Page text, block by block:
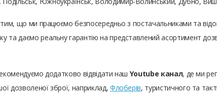
​​тим, що ми працюємо безпосередньо з постачальниками та
та даємо реальну гарантію на представлений асортимент
додатково відвідати наш Youtube канал, де ми
дозволеної зброї, наприклад, Флоберів, туристичного та